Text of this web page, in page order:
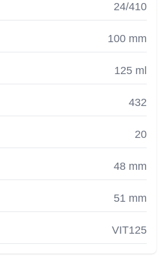
24/410
100 mm
125 ml
432
20
48 mm
51 mm
VIT125